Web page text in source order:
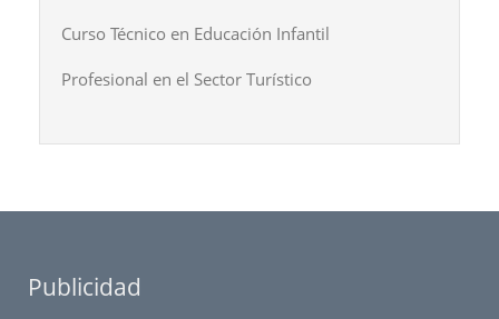
Curso Técnico en Educación Infantil
Profesional en el Sector Turístico
Publicidad